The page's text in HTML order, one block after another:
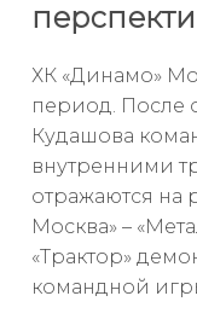
ХК «Динамо»
период. После
Кудашова
внутренними
отражаются на
Москва» –
«Трактор»
командной